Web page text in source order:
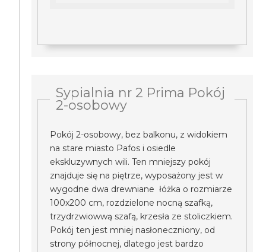
Sypialnia nr 2 Prima Pokój
2-osobowy
Pokój 2-osobowy, bez balkonu, z widokiem
na stare miasto Pafos i osiedle
ekskluzywnych wili. Ten mniejszy pokój
znajduje się na piętrze, wyposażony jest w
wygodne dwa drewniane łóżka o rozmiarze
100x200 cm, rozdzielone nocną szafką,
trzydrzwiowwą szafą, krzesła ze stoliczkiem.
Pokój ten jest mniej nasłoneczniony, od
strony północnej, dlatego jest bardzo